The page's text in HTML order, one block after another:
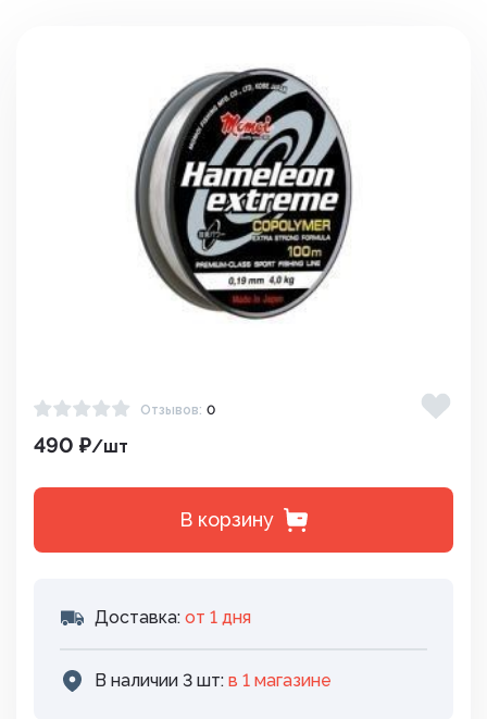
Отзывов: 0
490 ₽/шт
В корзину
Доставка: от 1 дня
В наличии 3 шт: в 1 магазинe